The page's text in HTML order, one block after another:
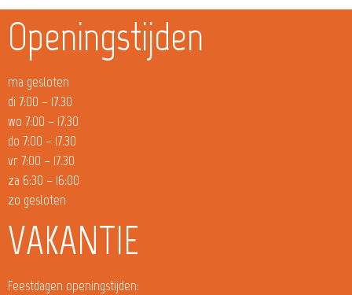
Openingstijden
ma gesloten
di 7:00 – 17.30
wo 7:00 – 17.30
do 7:00 – 17.30
vr 7:00 – 17.30
za 6:30 – 16:00
zo gesloten
VAKANTIE
Feestdagen openingstijden: